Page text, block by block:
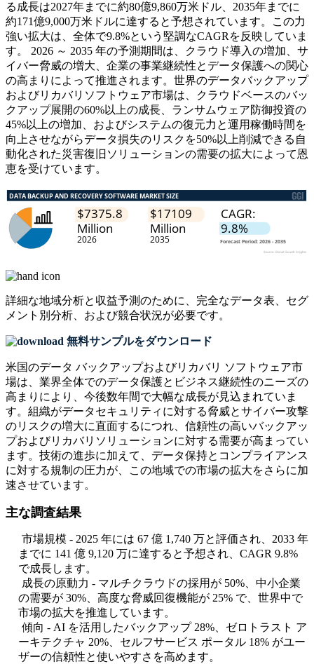
る成長は2027年までに約80億9,860万米ドル、2035年までに
約171億9,000万米ドルに達すると予想されています。この力
強い拡大は、全体で9.8%という堅調なCAGRを反映していま
す。 2026 ～ 2035 年の予測期間は、クラウド導入の増加、サ
イバー脅威の増大、企業の事業継続性とデータ保護への関心
の高まりによって推進されます。世界のデータバックアップ
およびリカバリソフトウェア市場は、クラウドベースのバッ
クアップ展開の60%以上の成長、ランサムウェア防御投資の
45%以上の増加、およびシステムの復元力と運用稼働時間を
向上させながらデータ損失のリスクを50%以上削減できる自
動化された災害復旧ソリューションの需要の拡大によって恩
恵を受けています。
詳細な地域分析と収益予測のために、 完全なデータ表、セグ
メント別分析、および競合状況が必要です。
無料サンプルをダウンロード
米国のデータ バックアップおよびリカバリ ソフトウェア市
場は、業界全体でのデータ保護とビジネス継続性のニーズの
高まりにより、今後数年間で大幅な成長が見込まれていま
す。組織がデータセキュリティに対する脅威とサイバー攻撃
のリスクの増大に直面するにつれ、信頼性の高いバックアッ
プおよびリカバリソリューションに対する需要が高まってい
ます。技術の進歩に加えて、データ保持とコンプライアンス
に対する規制の圧力が、この地域での市場の拡大をさらに加
速させています。
主な調査結果
市場規模 - 2025 年には 67 億 1,740 万と評価され、2033 年
までに 141 億 9,120 万に達すると予想され、CAGR 9.8%
で成長します。
成長の原動力 - マルチクラウドの採用が 50%、中小企業
の需要が 30%、高度な脅威回復機能が 25% で、世界中で
市場の拡大を推進しています。
傾向 - AI を活用したバックアップ 28%、ゼロトラスト ア
ーキテクチャ 20%、セルフサービス ポータル 18% がユー
ザーの信頼性と使いやすさを高めます。